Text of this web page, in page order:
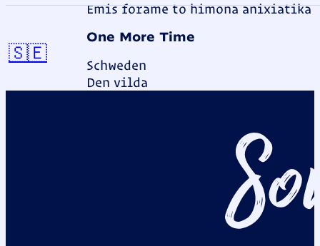
Emis forame to himona anixiatika
One More Time
Schweden
Den vilda
🇸🇪Schweden